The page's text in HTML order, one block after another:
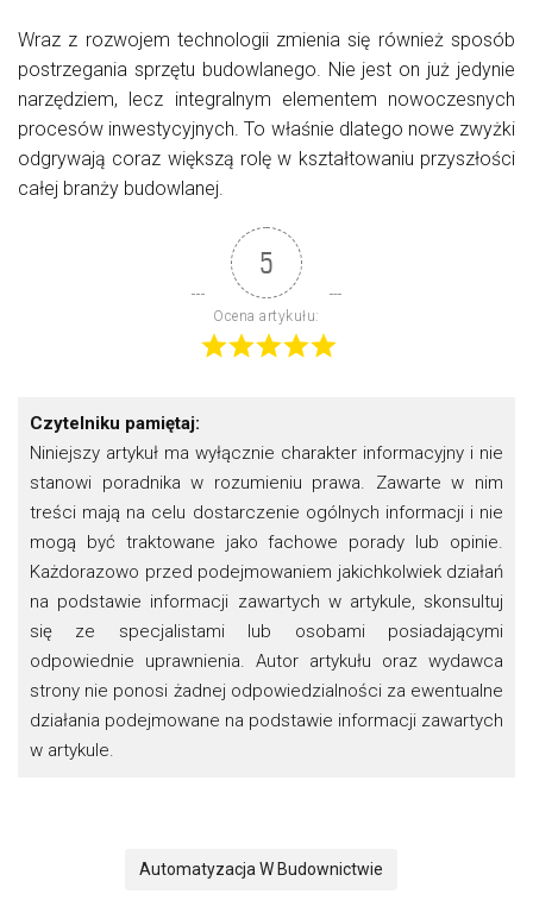
Wraz z rozwojem technologii zmienia się również sposób
postrzegania sprzętu budowlanego. Nie jest on już jedynie
narzędziem, lecz integralnym elementem nowoczesnych
procesów inwestycyjnych. To właśnie dlatego nowe zwyżki
odgrywają coraz większą rolę w kształtowaniu przyszłości
całej branży budowlanej.
5
Ocena artykułu:
Czytelniku pamiętaj:
Niniejszy artykuł ma wyłącznie charakter informacyjny i nie
stanowi poradnika w rozumieniu prawa. Zawarte w nim
treści mają na celu dostarczenie ogólnych informacji i nie
mogą być traktowane jako fachowe porady lub opinie.
Każdorazowo przed podejmowaniem jakichkolwiek działań
na podstawie informacji zawartych w artykule, skonsultuj
się ze specjalistami lub osobami posiadającymi
odpowiednie uprawnienia. Autor artykułu oraz wydawca
strony nie ponosi żadnej odpowiedzialności za ewentualne
działania podejmowane na podstawie informacji zawartych
w artykule.
Automatyzacja W Budownictwie